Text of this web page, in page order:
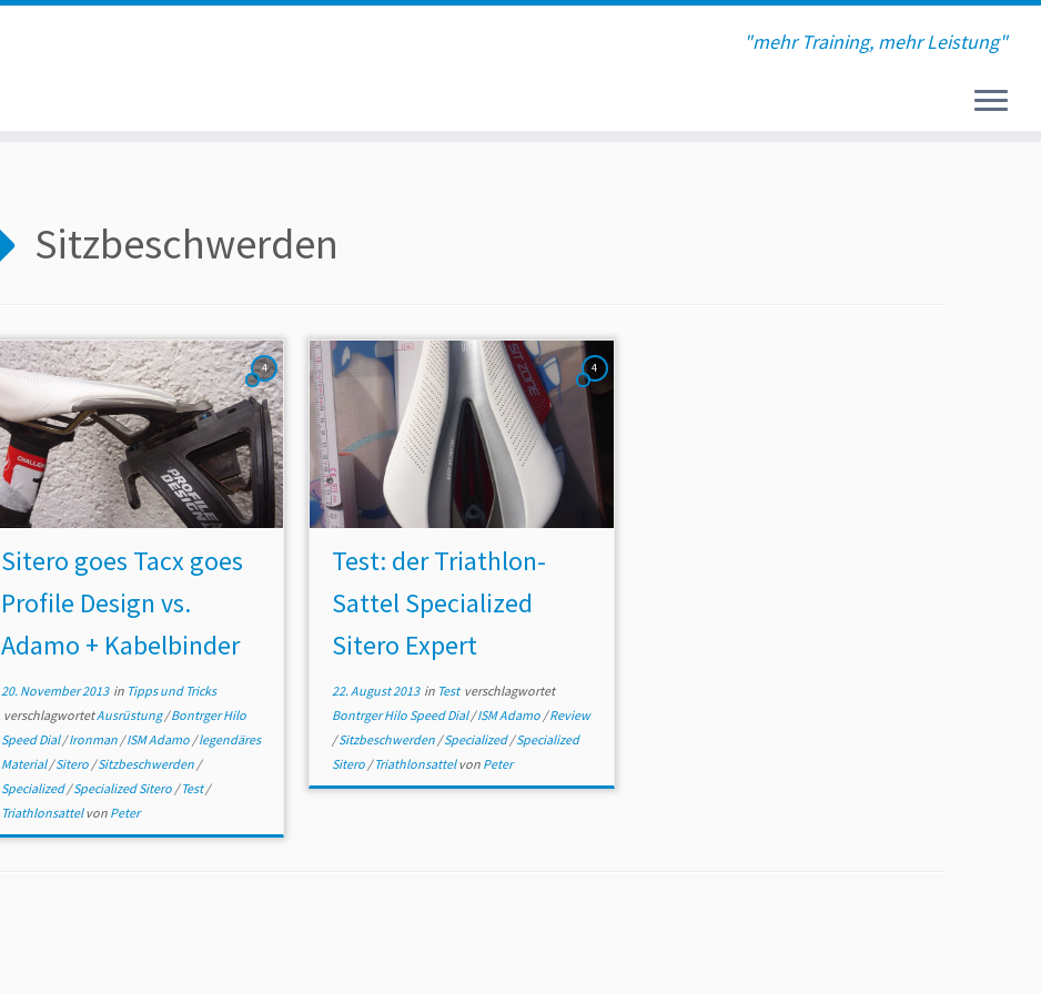
"mehr Training, mehr Leistung"
Sitzbeschwerden
4
Sitero goes Tacx goes
Profile Design vs.
Adamo + Kabelbinder
20. November 2013in Tipps und Tricks
verschlagwortetAusrüstung/Bontrger Hilo
Speed Dial/Ironman /ISM Adamo /legendäres
Material/Sitero /Sitzbeschwerden /
Specialized/Specialized Sitero /Test/
Triathlonsattelvon Peter
4
Test: der Triathlon-
Sattel Specialized
Sitero Expert
22. August 2013in Test verschlagwortet
Bontrger Hilo Speed Dial/ISM Adamo /Review
/Sitzbeschwerden /Specialized/Specialized
Sitero /Triathlonsattelvon Peter